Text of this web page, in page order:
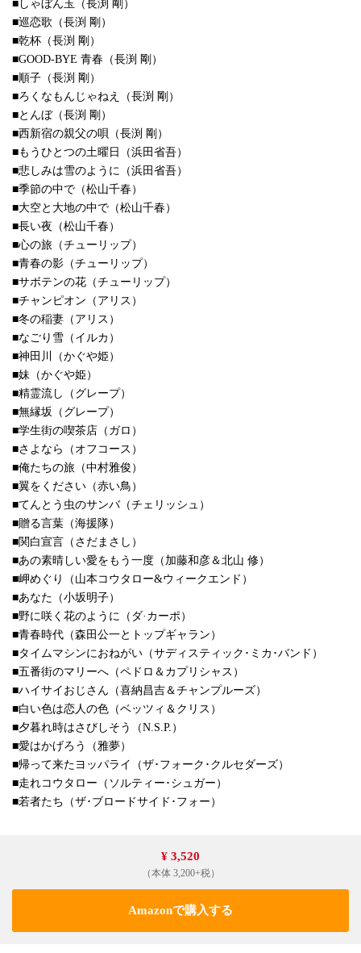
■しゃぼん玉（長渕 剛）
■巡恋歌（長渕 剛）
■乾杯（長渕 剛）
■GOOD-BYE 青春（長渕 剛）
■順子（長渕 剛）
■ろくなもんじゃねえ（長渕 剛）
■とんぼ（長渕 剛）
■西新宿の親父の唄（長渕 剛）
■もうひとつの土曜日（浜田省吾）
■悲しみは雪のように（浜田省吾）
■季節の中で（松山千春）
■大空と大地の中で（松山千春）
■長い夜（松山千春）
■心の旅（チューリップ）
■青春の影（チューリップ）
■サボテンの花（チューリップ）
■チャンピオン（アリス）
■冬の稲妻（アリス）
■なごり雪（イルカ）
■神田川（かぐや姫）
■妹（かぐや姫）
■精霊流し（グレープ）
■無縁坂（グレープ）
■学生街の喫茶店（ガロ）
■さよなら（オフコース）
■俺たちの旅（中村雅俊）
■翼をください（赤い鳥）
■てんとう虫のサンバ（チェリッシュ）
■贈る言葉（海援隊）
■関白宣言（さだまさし）
■あの素晴しい愛をもう一度（加藤和彦＆北山 修）
■岬めぐり（山本コウタロー&ウィークエンド）
■あなた（小坂明子）
■野に咲く花のように（ダ·カーポ）
■青春時代（森田公一とトップギャラン）
■タイムマシンにおねがい（サディスティック･ミカ･バンド）
■五番街のマリーへ（ペドロ＆カプリシャス）
■ハイサイおじさん（喜納昌吉＆チャンプルーズ）
■白い色は恋人の色（ベッツィ＆クリス）
■夕暮れ時はさびしそう（N.S.P.）
■愛はかげろう（雅夢）
■帰って来たヨッパライ（ザ･フォーク･クルセダーズ）
■走れコウタロー（ソルティー･シュガー）
■若者たち（ザ･ブロードサイド･フォー）
¥ 3,520
（本体 3,200+税）
Amazonで購入する